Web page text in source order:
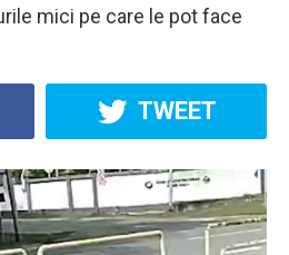
mici pe care le pot face
TWEET